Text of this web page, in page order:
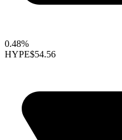
0.48%
HYPE$54.56